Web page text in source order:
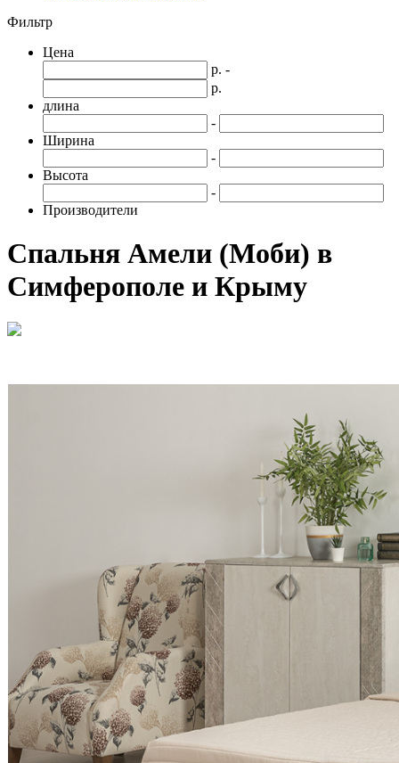
Фильтр
Цена
р. -
р.
длина
-
Ширина
-
Высота
-
Производители
Спальня Амели (Моби) в
Симферополе и Крыму